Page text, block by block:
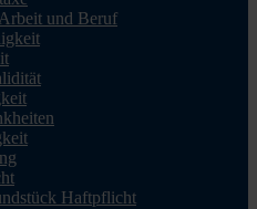
und Beruf
Haftpflicht